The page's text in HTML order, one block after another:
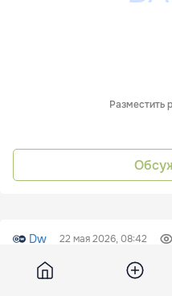
Разместить
Dw 22 мая 2026, 08:42
Трамп: США